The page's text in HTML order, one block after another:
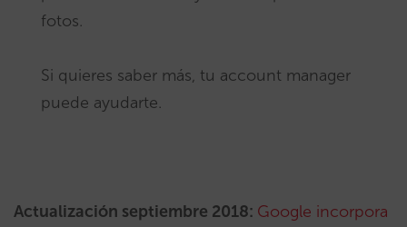
fotos.
Si quieres saber más, tu account manager
puede ayudarte.
Actualización septiembre 2018: Google incorpora